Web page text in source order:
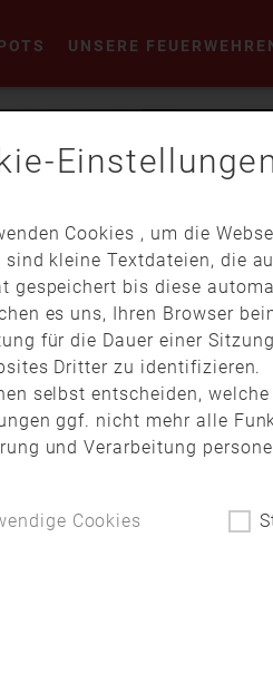
UNSERE
Cookies , um die
sind kleine Textdateien, die
gespeichert bis diese
es uns, Ihren Browser
für die Dauer einer
Dritter zu identifizieren.
selbst entscheiden,
ggf. nicht mehr alle
und Verarbeitung
Cookies